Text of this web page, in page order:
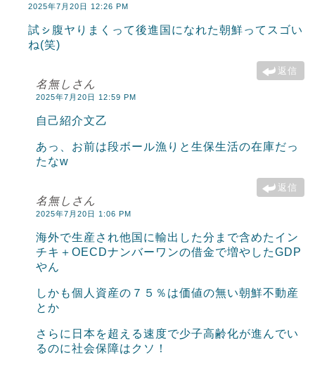
2025年7月20日 12:26 PM
試ㇱ腹ヤりまくって後進国になれた朝鮮ってスゴい
ね(笑)
返信
名無しさん
2025年7月20日 12:59 PM
自己紹介文乙
あっ、お前は段ボール漁りと生保生活の在庫だっ
たなw
返信
名無しさん
2025年7月20日 1:06 PM
海外で生産され他国に輸出した分まで含めたイン
チキ＋OECDナンバーワンの借金で増やしたGDP
やん
しかも個人資産の７５％は価値の無い朝鮮不動産
とか
さらに日本を超える速度で少子高齢化が進んでい
るのに社会保障はクソ！